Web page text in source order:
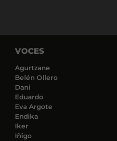
VOCES
Agurtzane
Belén Ollero
Dani
Eduardo
Eva Argote
Endika
Iker
Iñigo